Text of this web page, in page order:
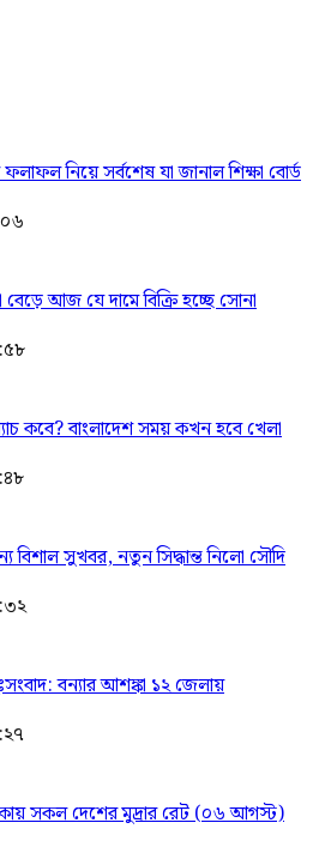
নিয়ে সর্বশেষ যা জানাল শিক্ষা বোর্ড
আজ যে দামে বিক্রি হচ্ছে সোনা
কবে? বাংলাদেশ সময় কখন হবে খেলা
বিশাল সুখবর, নতুন সিদ্ধান্ত নিলো সৌদি
বন্যার আশঙ্কা ১২ জেলায়
সকল দেশের মুদ্রার রেট (০৬ আগস্ট)